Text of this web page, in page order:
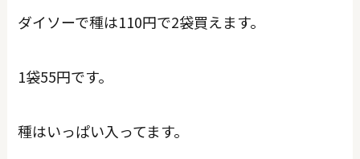
ダイソーで種は110円で2袋買えます。
1袋55円です。
種はいっぱい入ってます。